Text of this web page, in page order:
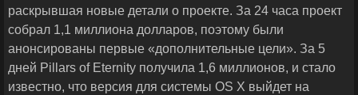
раскрывшая новые детали о проекте. За 24 часа проект
собрал 1,1 миллиона долларов, поэтому были
анонсированы первые «дополнительные цели». За 5
дней Pillars of Eternity получила 1,6 миллионов, и стало
известно, что версия для системы OS X выйдет на